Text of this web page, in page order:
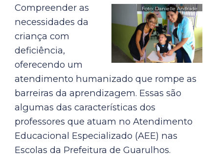
Compreender as
necessidades da
criança com
deficiência,
oferecendo um
atendimento humanizado que rompe as
barreiras da aprendizagem. Essas são
algumas das características dos
professores que atuam no Atendimento
Educacional Especializado (AEE) nas
Escolas da Prefeitura de Guarulhos.